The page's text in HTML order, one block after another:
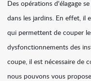
Des opérations d'élagage
dans les jardins. En effet, il
qui permettent de couper
dysfonctionnements des
coupe, il est nécessaire de
nous pouvons vous